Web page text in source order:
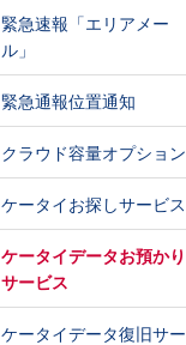
緊急速報「エリアメー
ル」
緊急通報位置通知
クラウド容量オプション
ケータイお探しサービス
ケータイデータお預かり
サービス
ケータイデータ復旧サー